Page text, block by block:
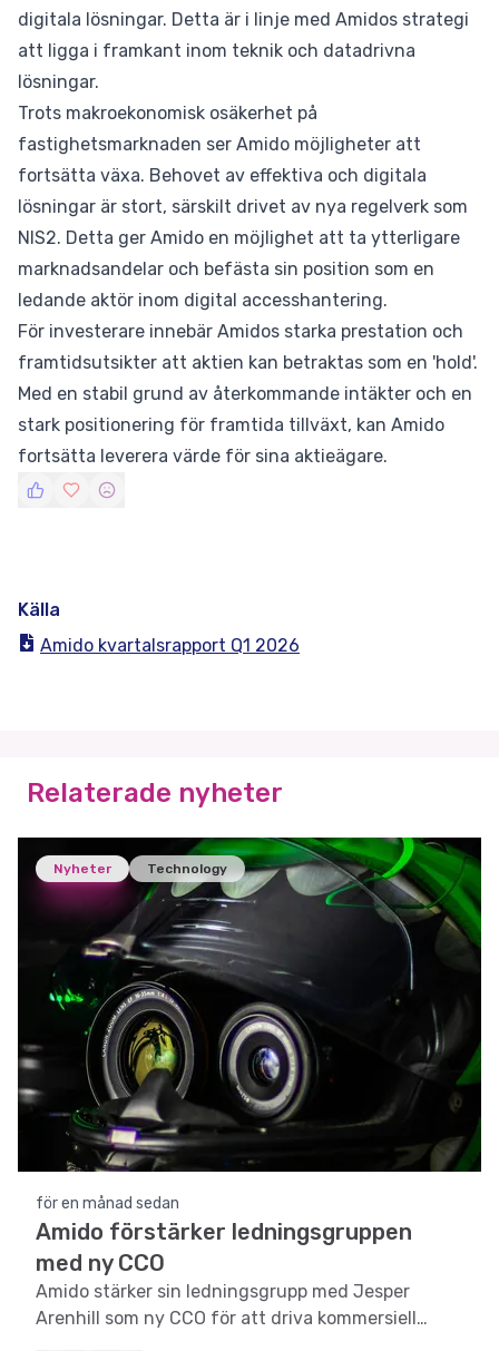
digitala lösningar. Detta är i linje med Amidos strategi
att ligga i framkant inom teknik och datadrivna
lösningar.
Trots makroekonomisk osäkerhet på
fastighetsmarknaden ser Amido möjligheter att
fortsätta växa. Behovet av effektiva och digitala
lösningar är stort, särskilt drivet av nya regelverk som
NIS2. Detta ger Amido en möjlighet att ta ytterligare
marknadsandelar och befästa sin position som en
ledande aktör inom digital accesshantering.
För investerare innebär Amidos starka prestation och
framtidsutsikter att aktien kan betraktas som en 'hold'.
Med en stabil grund av återkommande intäkter och en
stark positionering för framtida tillväxt, kan Amido
fortsätta leverera värde för sina aktieägare.
Källa
Amido kvartalsrapport Q1 2026
Relaterade nyheter
Nyheter Technology
för en månad sedan
Amido förstärker ledningsgruppen
med ny CCO
Amido stärker sin ledningsgrupp med Jesper
Arenhill som ny CCO för att driva kommersiell